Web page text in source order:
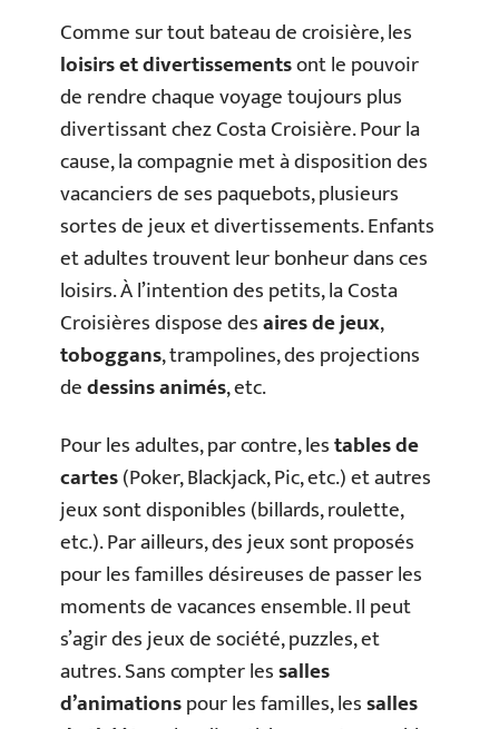
Comme sur tout bateau de croisière, les
loisirs et divertissementsont le pouvoir
de rendre chaque voyage toujours plus
divertissant chez Costa Croisière. Pour la
cause, la compagnie met à disposition des
vacanciers de ses paquebots, plusieurs
sortes de jeux et divertissements. Enfants
et adultes trouvent leur bonheur dans ces
loisirs. À l’intention des petits, la Costa
Croisières dispose desaires de jeux,
toboggans, trampolines, des projections
dedessins animés, etc.
Pour les adultes, par contre, lestables de
cartes(Poker, Blackjack, Pic, etc.) et autres
jeux sont disponibles (billards, roulette,
etc.). Par ailleurs, des jeux sont proposés
pour les familles désireuses de passer les
moments de vacances ensemble. Il peut
s’agir des jeux de société, puzzles, et
autres. Sans compter lessalles
d’animationspour les familles, lessalles